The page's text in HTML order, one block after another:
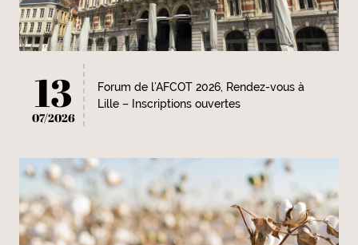
13
07/2026
Forum de l’AFCOT 2026, Rendez-vous à
Lille – Inscriptions ouvertes